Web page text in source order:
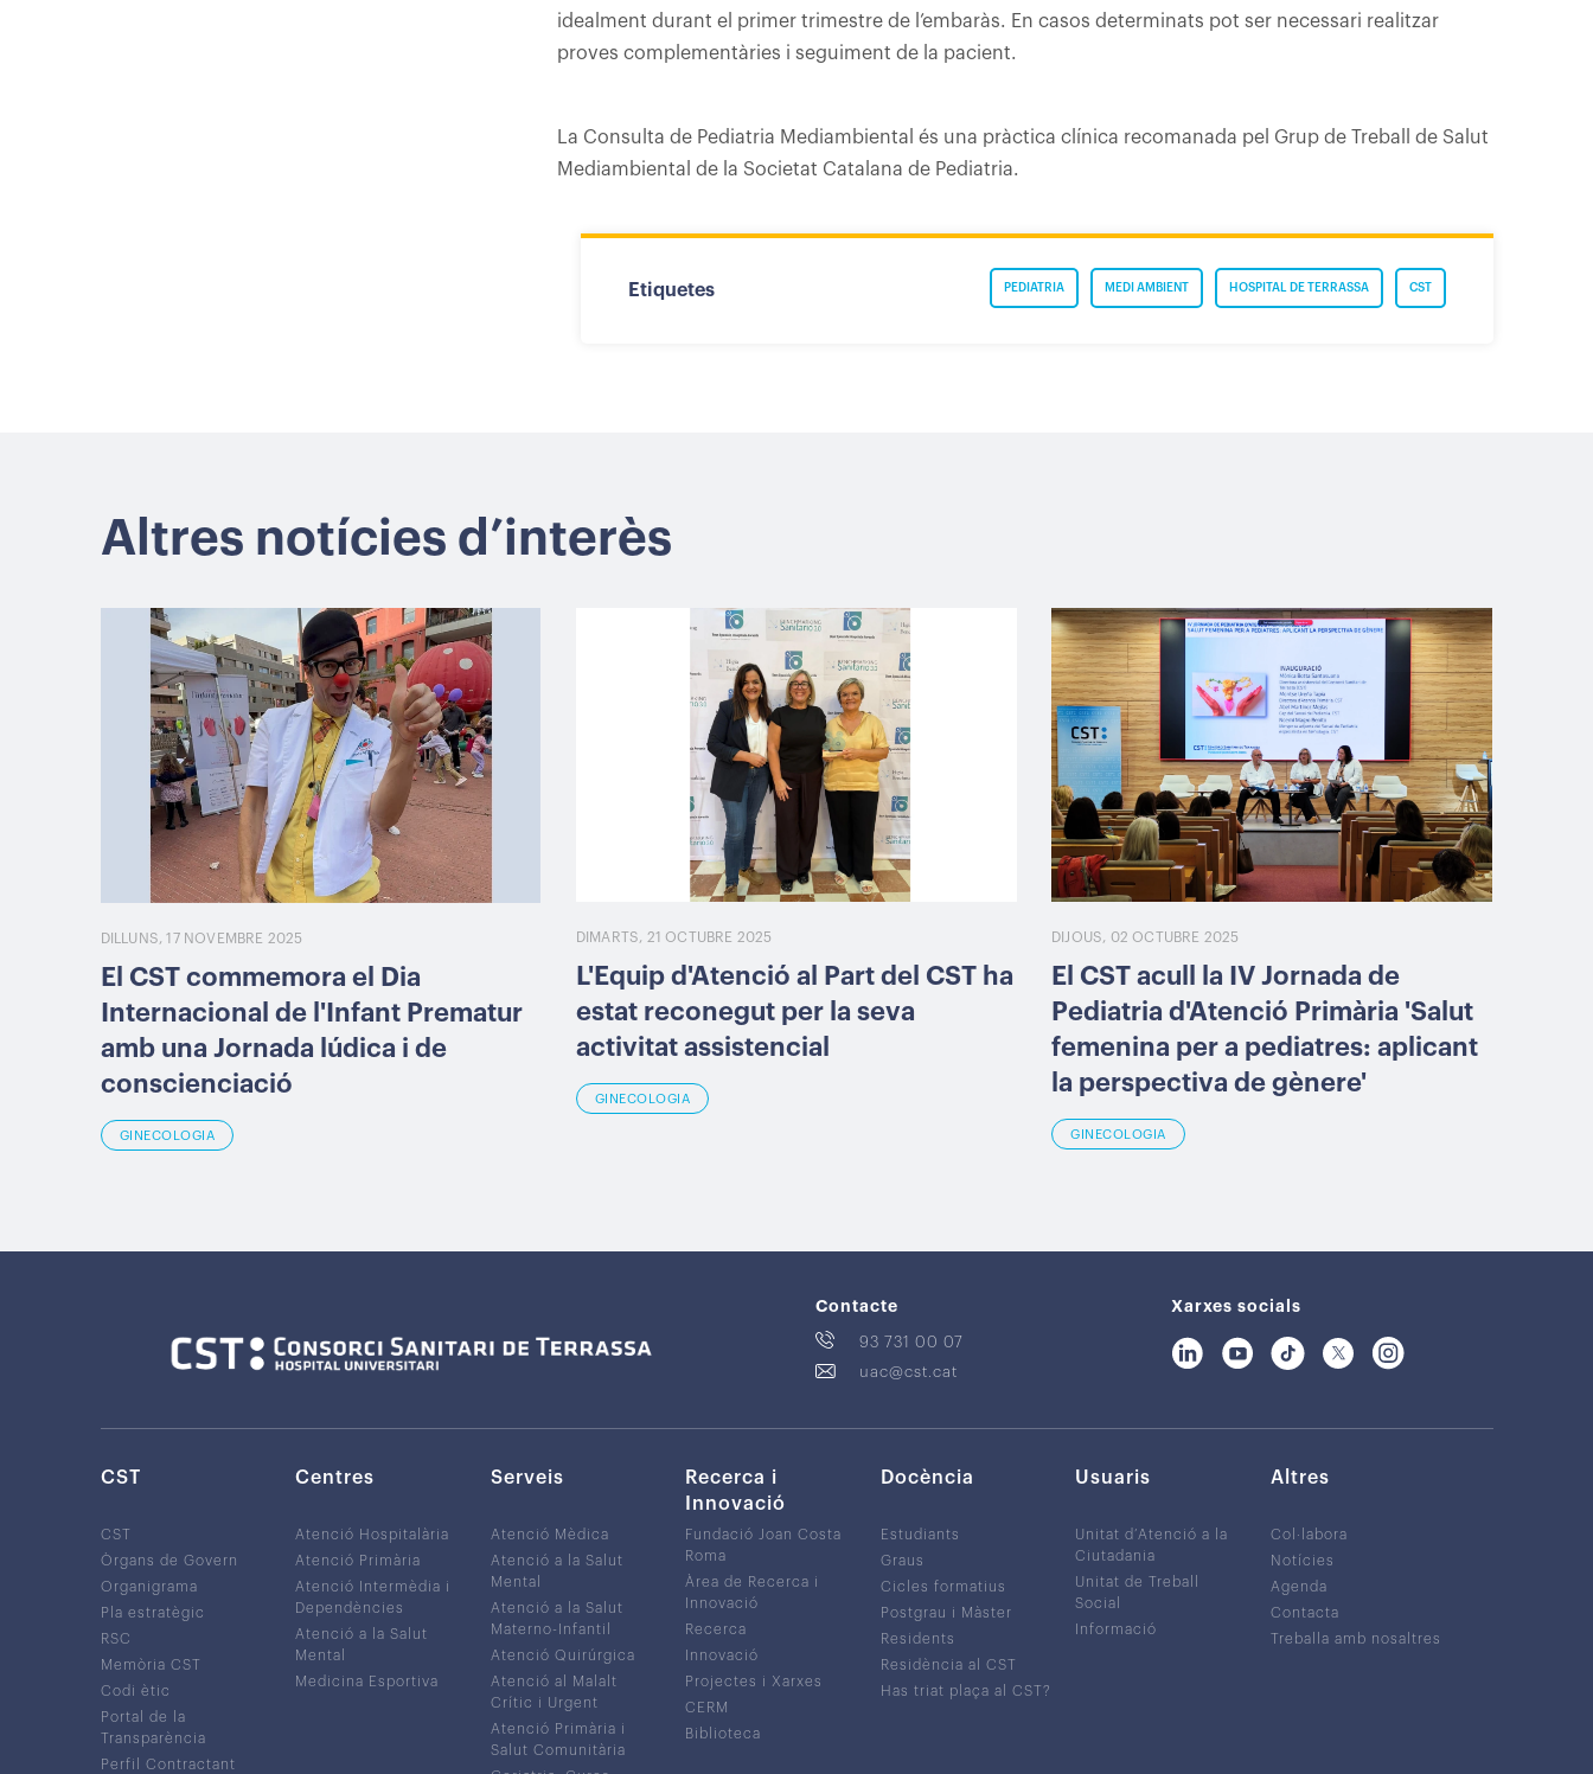
idealment durant el primer trimestre de l’embaràs. En casos determinats pot ser necessari realitzar
proves complementàries i seguiment de la pacient.
La Consulta de Pediatria Mediambiental és una pràctica clínica recomanada pel Grup de Treball de Salut
Mediambiental de la Societat Catalana de Pediatria.
Etiquetes CST
HOSPITAL DE TERRASSA
MEDI AMBIENT
PEDIATRIA
Altres notícies d’interès
DILLUNS, 17 NOVEMBRE 2025
El CST commemora el Dia
Internacional de l'Infant Prematur
amb una Jornada lúdica i de
conscienciació
GINECOLOGIA
DIMARTS, 21 OCTUBRE 2025
L'Equip d'Atenció al Part del CST ha
estat reconegut per la seva
activitat assistencial
GINECOLOGIA
DIJOUS, 02 OCTUBRE 2025
El CST acull la IV Jornada de
Pediatria d'Atenció Primària 'Salut
femenina per a pediatres: aplicant
la perspectiva de gènere'
GINECOLOGIA
Contacte
93 731 00 07
uac@cst.cat
Xarxes socials
CST
CST
Òrgans de Govern
Organigrama
Pla estratègic
RSC
Memòria CST
Codi ètic
Portal de la
Transparència
Perfil Contractant
Centres
Atenció Hospitalària
Atenció Primària
Atenció Intermèdia i
Dependències
Atenció a la Salut
Mental
Medicina Esportiva
Serveis
Atenció Mèdica
Atenció a la Salut
Mental
Atenció a la Salut
Materno-Infantil
Atenció Quirúrgica
Atenció al Malalt
Crític i Urgent
Atenció Primària i
Salut Comunitària
Recerca i
Innovació
Fundació Joan Costa
Roma
Àrea de Recerca i
Innovació
Recerca
Innovació
Projectes i Xarxes
CERM
Biblioteca
Docència
Estudiants
Graus
Cicles formatius
Postgrau i Màster
Residents
Residència al CST
Has triat plaça al CST?
Usuaris
Unitat d’Atenció a la
Ciutadania
Unitat de Treball
Social
Informació
Altres
Col·labora
Notícies
Agenda
Contacta
Treballa amb nosaltres